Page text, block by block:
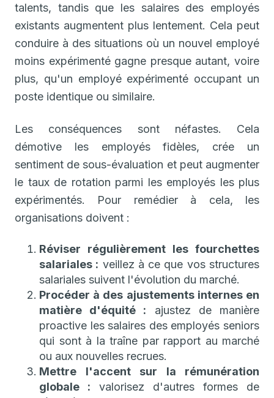
talents, tandis que les salaires des employés
existants augmentent plus lentement. Cela peut
conduire à des situations où un nouvel employé
moins expérimenté gagne presque autant, voire
plus, qu'un employé expérimenté occupant un
poste identique ou similaire.
Les conséquences sont néfastes. Cela
démotive les employés fidèles, crée un
sentiment de sous-évaluation et peut augmenter
le taux de rotation parmi les employés les plus
expérimentés. Pour remédier à cela, les
organisations doivent :
Réviser régulièrement les fourchettes
salariales : veillez à ce que vos structures
salariales suivent l'évolution du marché.
Procéder à des ajustements internes en
matière d'équité : ajustez de manière
proactive les salaires des employés seniors
qui sont à la traîne par rapport au marché
ou aux nouvelles recrues.
Mettre l'accent sur la rémunération
globale : valorisez d'autres formes de